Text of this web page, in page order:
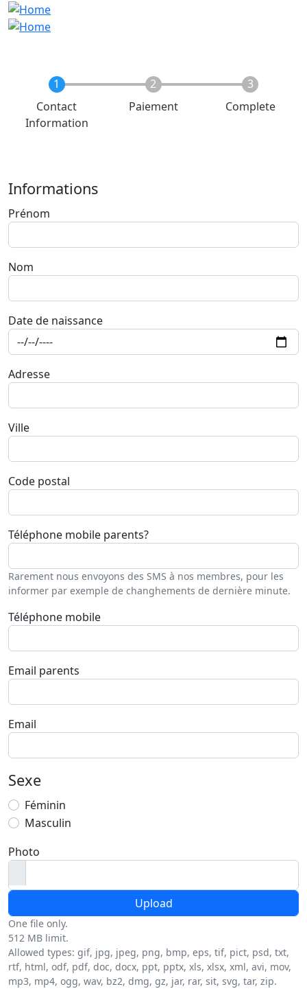
Current
Contact
Information
Paiement Complete
Informations
Prénom
Nom
Date de naissance
Adresse
Ville
Code postal
Téléphone mobile parents?
Rarement nous envoyons des SMS à nos membres, pour les
informer par exemple de changhements de dernière minute.
Téléphone mobile
Email parents
Email
Sexe
Féminin
Masculin
Photo
One file only.
512 MB limit.
Allowed types: gif, jpg, jpeg, png, bmp, eps, tif, pict, psd, txt,
rtf, html, odf, pdf, doc, docx, ppt, pptx, xls, xlsx, xml, avi, mov,
mp3, mp4, ogg, wav, bz2, dmg, gz, jar, rar, sit, svg, tar, zip.